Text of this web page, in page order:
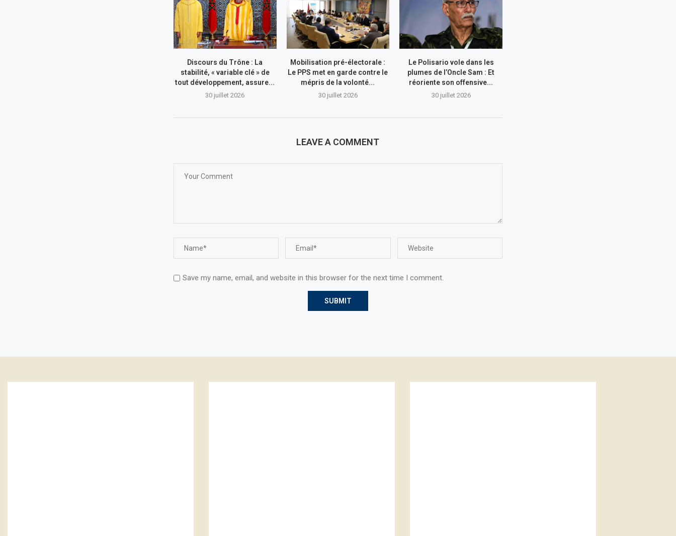
Discours du Trône : La
stabilité, « variable clé » de
tout développement, assure...
30 juillet 2026
Mobilisation pré-électorale :
Le PPS met en garde contre le
mépris de la volonté...
30 juillet 2026
Le Polisario vole dans les
plumes de l’Oncle Sam : Et
réoriente son offensive...
30 juillet 2026
LEAVE A COMMENT
Save my name, email, and website in this browser for the next time I comment.